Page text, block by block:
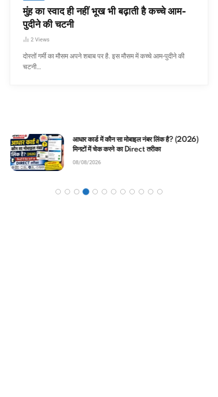
मुंह का स्वाद ही नहीं भूख भी बढ़ाती है कच्चे आम-
पुदीने की चटनी
2 Views
दोस्तों गर्मी का मौसम अपने शबाब पर है. इस मौसम में कच्चे आम-पुदीने की
चटनी…
आधार कार्ड में कौन सा मोबाइल नंबर लिंक है? (2026)
मिनटों में चेक करने का Direct तरीका
08/08/2026